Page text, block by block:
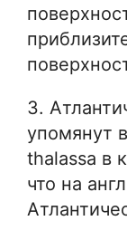
3.
упомянут
thalassa в
что на